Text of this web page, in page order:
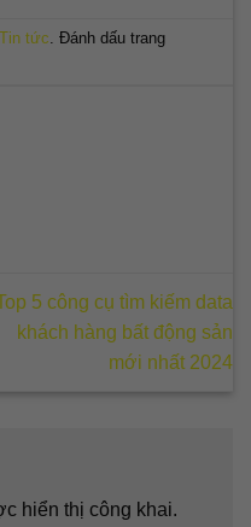
Tin tức . Đánh dấu trang
5 công cụ tìm kiếm data
khách hàng bất động sản
mới nhất 2024
hiển thị công khai.